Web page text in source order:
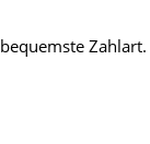
Zahlart.